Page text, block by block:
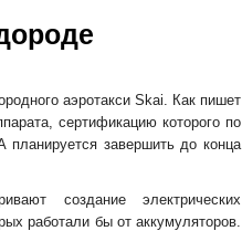
аэротакси Skai. Как пишет
сертификацию которого по
завершить до конца
создание электрических
работали бы от аккумуляторов.